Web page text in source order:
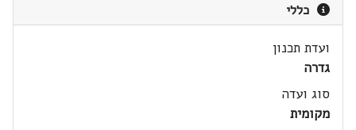
כללי
ועדת תכנון
גדרה
סוג ועדה
מקומית